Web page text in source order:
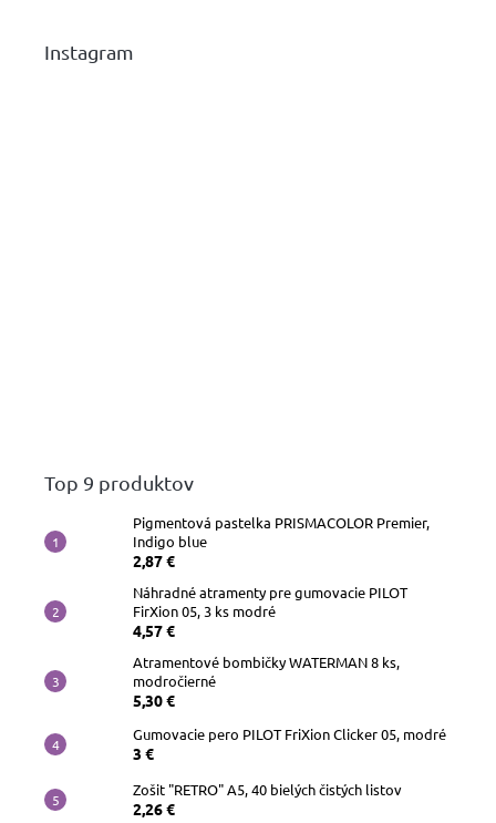
Instagram
Top 9 produktov
Pigmentová pastelka PRISMACOLOR Premier,
Indigo blue
2,87 €
Náhradné atramenty pre gumovacie PILOT
FirXion 05, 3 ks modré
4,57 €
Atramentové bombičky WATERMAN 8 ks,
modročierné
5,30 €
Gumovacie pero PILOT FriXion Clicker 05, modré
3 €
Zošit "RETRO" A5, 40 bielých čistých listov
2,26 €